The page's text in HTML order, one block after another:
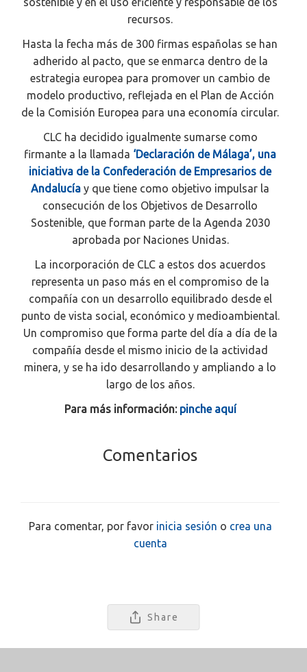
recursos.
Hasta la fecha más de 300 firmas españolas se han
adherido al pacto, que se enmarca dentro de la
estrategia europea para promover un cambio de
modelo productivo, reflejada en el Plan de Acción
de la Comisión Europea para una economía circular.
CLC ha decidido igualmente sumarse como
firmante a la llamada ‘Declaración de Málaga’, una
iniciativa de la Confederación de Empresarios de
Andalucía y que tiene como objetivo impulsar la
consecución de los Objetivos de Desarrollo
Sostenible, que forman parte de la Agenda 2030
aprobada por Naciones Unidas.
La incorporación de CLC a estos dos acuerdos
representa un paso más en el compromiso de la
compañía con un desarrollo equilibrado desde el
punto de vista social, económico y medioambiental.
Un compromiso que forma parte del día a día de la
compañía desde el mismo inicio de la actividad
minera, y se ha ido desarrollando y ampliando a lo
largo de los años.
Para más información: pinche aquí
Comentarios
Para comentar, por favor inicia sesión o crea una
cuenta
Share